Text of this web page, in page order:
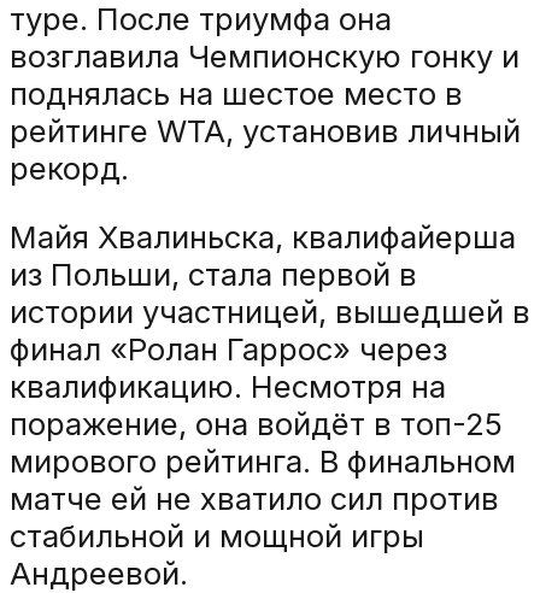
туре. После триумфа она
возглавила Чемпионскую гонку и
поднялась на шестое место в
рейтинге WTA, установив личный
рекорд.
Майя Хвалиньска, квалифайерша
из Польши, стала первой в
истории участницей, вышедшей в
финал «Ролан Гаррос» через
квалификацию. Несмотря на
поражение, она войдёт в топ-25
мирового рейтинга. В финальном
матче ей не хватило сил против
стабильной и мощной игры
Андреевой.